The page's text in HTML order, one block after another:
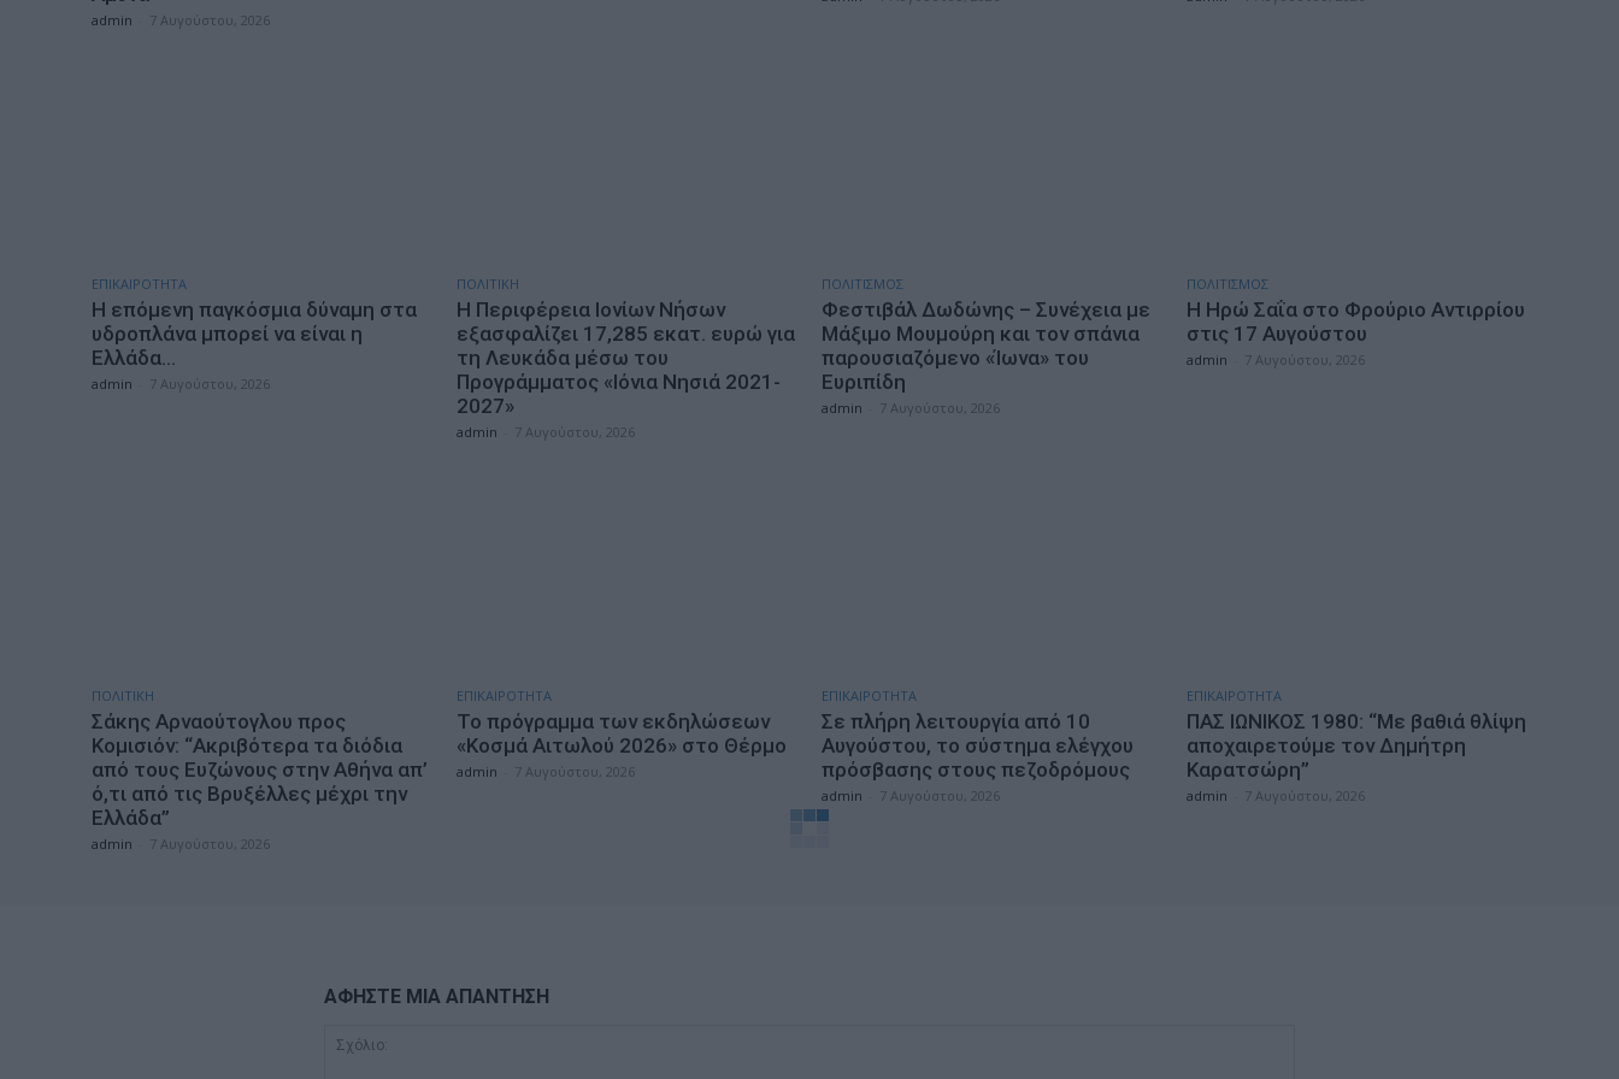
admin 7 Αυγούστου, 2026
ΕΠΙΚΑΙΡΟΤΗΤΑ
Η επόμενη παγκόσμια δύναμη στα
υδροπλάνα μπορεί να είναι η
Ελλάδα…
admin 7 Αυγούστου, 2026
ΠΟΛΙΤΙΚΗ
Η Περιφέρεια Ιονίων Νήσων
εξασφαλίζει 17,285 εκατ. ευρώ για
τη Λευκάδα μέσω του
Προγράμματος «Ιόνια Νησιά 2021-
2027»
admin 7 Αυγούστου, 2026
ΠΟΛΙΤΙΣΜΟΣ
Φεστιβάλ Δωδώνης – Συνέχεια με
Μάξιμο Μουμούρη και τον σπάνια
παρουσιαζόμενο «Ίωνα» του
Ευριπίδη
admin 7 Αυγούστου, 2026
ΠΟΛΙΤΙΣΜΟΣ
Η Ηρώ Σαΐα στο Φρούριο Αντιρρίου
στις 17 Αυγούστου
admin 7 Αυγούστου, 2026
ΠΟΛΙΤΙΚΗ
Σάκης Αρναούτογλου προς
Κομισιόν: “Ακριβότερα τα διόδια
από τους Ευζώνους στην Αθήνα απ’
ό,τι από τις Βρυξέλλες μέχρι την
Ελλάδα”
admin 7 Αυγούστου, 2026
ΕΠΙΚΑΙΡΟΤΗΤΑ
Το πρόγραμμα των εκδηλώσεων
«Κοσμά Αιτωλού 2026» στο Θέρμο
admin 7 Αυγούστου, 2026
ΕΠΙΚΑΙΡΟΤΗΤΑ
Σε πλήρη λειτουργία από 10
Αυγούστου, το σύστημα ελέγχου
πρόσβασης στους πεζοδρόμους
admin 7 Αυγούστου, 2026
ΕΠΙΚΑΙΡΟΤΗΤΑ
ΠΑΣ ΙΩΝΙΚΟΣ 1980: “Mε βαθιά θλίψη
αποχαιρετούμε τον Δημήτρη
Καρατσώρη”
admin 7 Αυγούστου, 2026
ΑΦΗΣΤΕ ΜΙΑ ΑΠΑΝΤΗΣΗ